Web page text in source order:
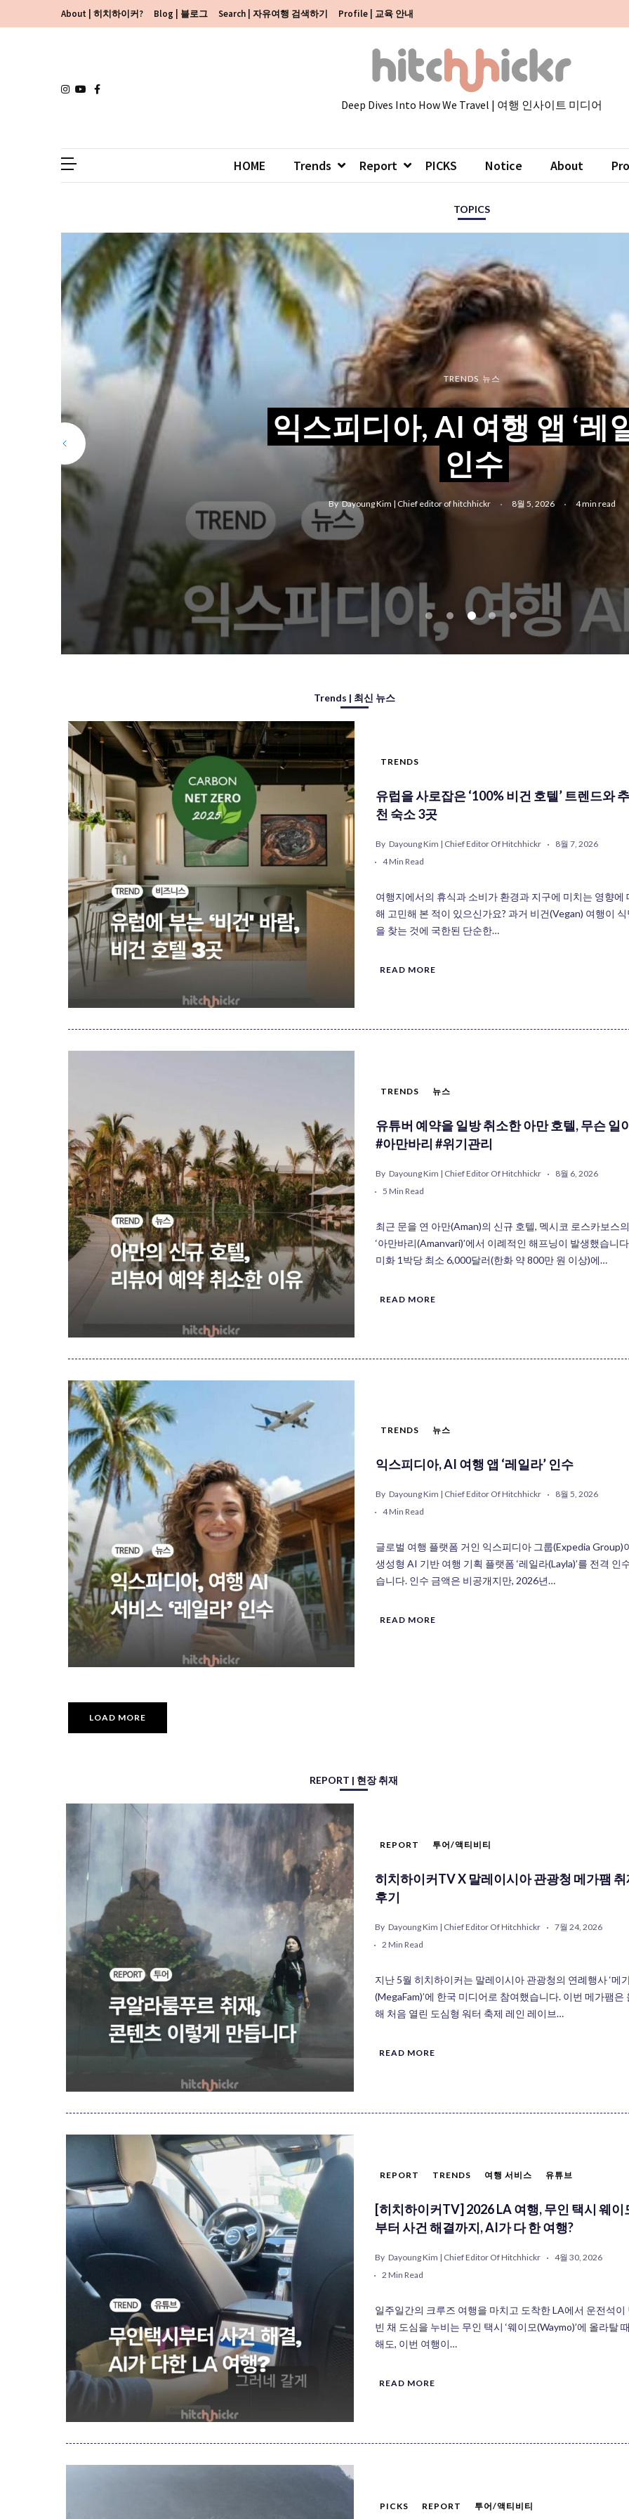
to
to
About | 히치하이커? Blog | 블로그 Search | 자유여행 검색하기 Profile | 교육 안내
Deep Dives Into How We Travel | 여행 인사이트 미디어
HOME Trends Report PICKS Notice About
TOPICS
TRENDS
유럽을 사로잡은 ‘100% 비
텔’ 트렌드와 추천 숙소 3
By Dayoung Kim | Chief editor of hitchhickr 8월 7, 2026 4 min read
TRENDS
유튜버 예약을 일방 취소한
호텔, 무슨 일이? #아만바
기관리
By Dayoung Kim | Chief editor of hitchhickr 5 min read
TRENDS 뉴스
익스피디아, AI 여행 앱 ‘레
인수
By Dayoung Kim | Chief editor of hitchhickr 8월 5, 2026 4 min read
TRENDS
키워드 검색 줄고 AI 검색
여행업계 어떻게 대응해
까?
By Dayoung Kim | Chief editor of hitchhickr 4 min read
TRENDS
“철도판 GDS를 노린다” 오
의 레일유럽 인수가 의미하
로운 유통 판도
By Dayoung Kim | Chief editor of hitchhickr 4 min read
Trends | 최신 뉴스
TRENDS
유럽을 사로잡은 ‘100% 비건 호텔’ 트렌드와 추
천 숙소 3곳
By Dayoung Kim | Chief Editor Of Hitchhickr
8월 7, 2026
4 Min Read
여행지에서의 휴식과 소비가 환경과 지구에 미치는 영향에
해 고민해 본 적이 있으신가요? 과거 비건(Vegan) 여행이
을 찾는 것에 국한된 단순한…
READ MORE
TRENDS 뉴스
유튜버 예약을 일방 취소한 아만 호텔, 무슨 일
#아만바리 #위기관리
By Dayoung Kim | Chief Editor Of Hitchhickr
8월 6, 2026
5 Min Read
최근 문을 연 아만(Aman)의 신규 호텔, 멕시코 로스카보스의
‘아만바리(Amanvari)’에서 이례적인 해프닝이 발생했습니
미화 1박당 최소 6,000달러(한화 약 800만 원 이상)에…
READ MORE
TRENDS 뉴스
익스피디아, AI 여행 앱 ‘레일라’ 인수
By Dayoung Kim | Chief Editor Of Hitchhickr
8월 5, 2026
4 Min Read
글로벌 여행 플랫폼 거인 익스피디아 그룹(Expedia Group)
생성형 AI 기반 여행 기획 플랫폼 ‘레일라(Layla)’를 전격 인
습니다. 인수 금액은 비공개지만, 2026년…
READ MORE
LOAD MORE
REPORT | 현장 취재
REPORT 투어/액티비티
히치하이커TV X 말레이시아 관광청 메가팸 취
후기
By Dayoung Kim | Chief Editor Of Hitchhickr
7월 24, 2026
2 Min Read
지난 5월 히치하이커는 말레이시아 관광청의 연례행사 ‘메
(MegaFam)’에 한국 미디어로 참여했습니다. 이번 메가팸은
해 처음 열린 도심형 워터 축제 레인 레이브…
READ MORE
REPORT TRENDS 여행 서비스 유튜브
[히치하이커TV] 2026 LA 여행, 무인 택시 웨이
부터 사건 해결까지, AI가 다 한 여행?
By Dayoung Kim | Chief Editor Of Hitchhickr
4월 30, 2026
2 Min Read
일주일간의 크루즈 여행을 마치고 도착한 LA에서 운전석이
빈 채 도심을 누비는 무인 택시 ‘웨이모(Waymo)’에 올라탈
해도, 이번 여행이…
READ MORE
PICKS REPORT 투어/액티비티